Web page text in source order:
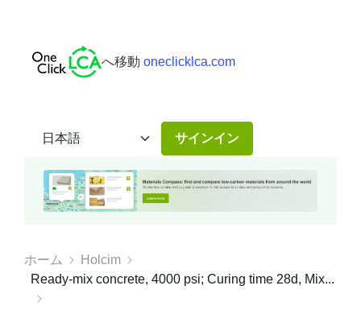
へ移動 oneclicklca.com
サインイン
ホーム
Holcim
Ready-mix concrete, 4000 psi; Curing time 28d, Mix...